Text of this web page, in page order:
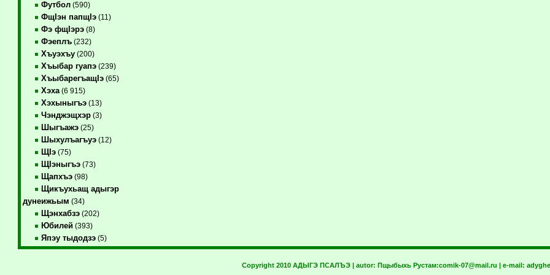
Футбол(590)
ФщIэн папщIэ(11)
Фэ фщIэрэ(8)
Фэеплъ(232)
Хъуэхъу(200)
Хъыбар гуапэ(239)
ХъыбарегъащIэ(65)
Хэха(6 915)
Хэхыныгъэ(13)
Чэнджэщхэр(3)
Шыгъажэ(25)
Шыхулъагъуэ(12)
ЩIэ(75)
ЩIэныгъэ(73)
Щапхъэ(98)
Щикъухьащ адыгэр
дунеижьым (34)
Щэнхабзэ(202)
Юбилей(393)
Япэу тыдодзэ(5)
Copyright 2010 АДЫГЭ ПСАЛЪЭ | autor: Пщыбыхь Рустам:comik-07@mail.ru | e-mail: